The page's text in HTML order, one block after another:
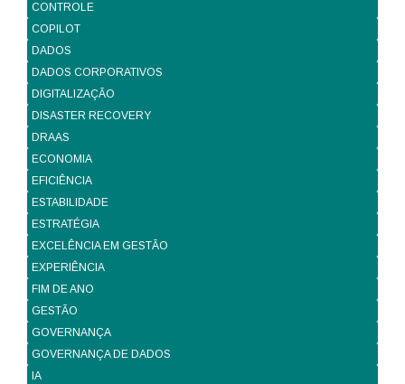
CONTROLE
COPILOT
DADOS
DADOS CORPORATIVOS
DIGITALIZAÇÃO
DISASTER RECOVERY
DRAAS
ECONOMIA
EFICIÊNCIA
ESTABILIDADE
ESTRATÉGIA
EXCELÊNCIA EM GESTÃO
EXPERIÊNCIA
FIM DE ANO
GESTÃO
GOVERNANÇA
GOVERNANÇA DE DADOS
IA